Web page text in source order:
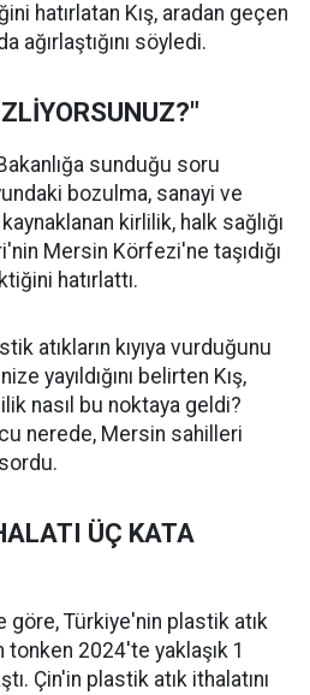
hatırlatan Kış, aradan geçen
ağırlaştığını söyledi.
sunduğu soru
bozulma, sanayi ve
kirlilik, halk sağlığı
Mersin Körfezi'ne taşıdığı
hatırlattı.
atıkların kıyıya vurduğunu
yayıldığını belirten Kış,
nasıl bu noktaya geldi?
nerede, Mersin sahilleri
ÜÇ KATA
göre, Türkiye'nin plastik atık
2024'te yaklaşık 1
Çin'in plastik atık ithalatını